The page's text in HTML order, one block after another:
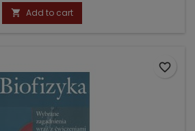
price
 Add to cart
favorite_border